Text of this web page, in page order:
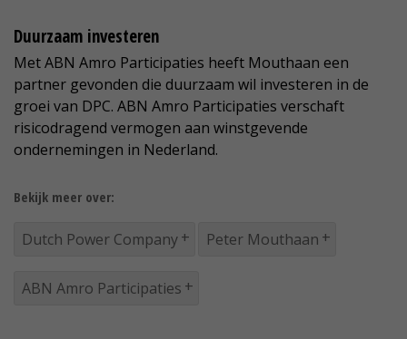
Duurzaam investeren
Met ABN Amro Participaties heeft Mouthaan een
partner gevonden die duurzaam wil investeren in de
groei van DPC. ABN Amro Participaties verschaft
risicodragend vermogen aan winstgevende
ondernemingen in Nederland.
Bekijk meer over:
Dutch Power Company Peter Mouthaan
ABN Amro Participaties